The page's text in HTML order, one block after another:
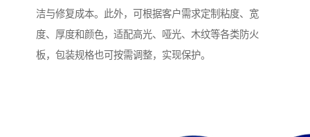
洁与修复成本。此外，可根据客户需求定制粘度、宽
度、厚度和颜色，适配高光、哑光、木纹等各类防火
板，包装规格也可按需调整，实现保护。